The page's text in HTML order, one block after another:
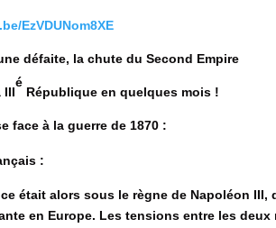
EzVDUNom8XE
défaite, la chute du Second Empire
III
é
République en quelques mois !
face à la guerre de 1870 :
:
était alors sous le règne de Napoléon
en Europe. Les tensions entre les